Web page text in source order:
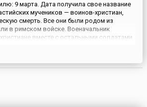
9 марта. Дата получила свое название
мучеников — воинов-христиан,
смерть. Все они были родом из
в римском войске. Военачальник
вместе с остальными солдатами